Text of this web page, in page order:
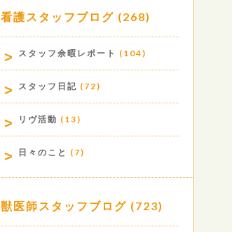
看護スタッフブログ (268)
スタッフ余暇レポート (104)
スタッフ日記 (72)
リヴ活動 (13)
日々のこと (7)
獣医師スタッフブログ (723)